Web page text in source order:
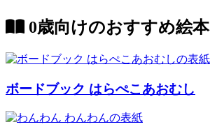
0歳向けのおすすめ絵本
ボードブック はらぺこあおむし